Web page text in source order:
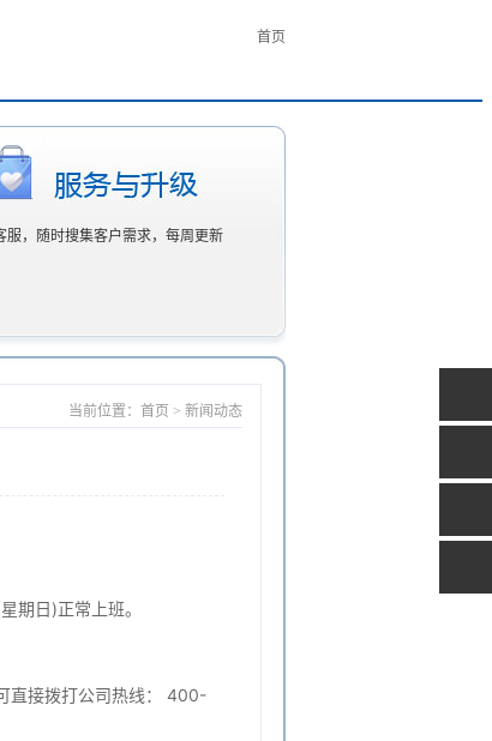
首页
服，随时搜集客户需求，每周更新
当前位置：首页 > 新闻动态
日)正常上班。
直接拨打公司热线： 400-